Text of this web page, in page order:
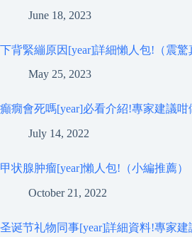
June 18, 2023
下背緊繃原因[year]詳細懶人包!（震驚
May 25, 2023
癲癇會死嗎[year]必看介紹!專家建議
July 14, 2022
甲状腺肿瘤[year]懶人包!（小編推薦）
October 21, 2022
圣诞节礼物同事[year]詳細資料!專家